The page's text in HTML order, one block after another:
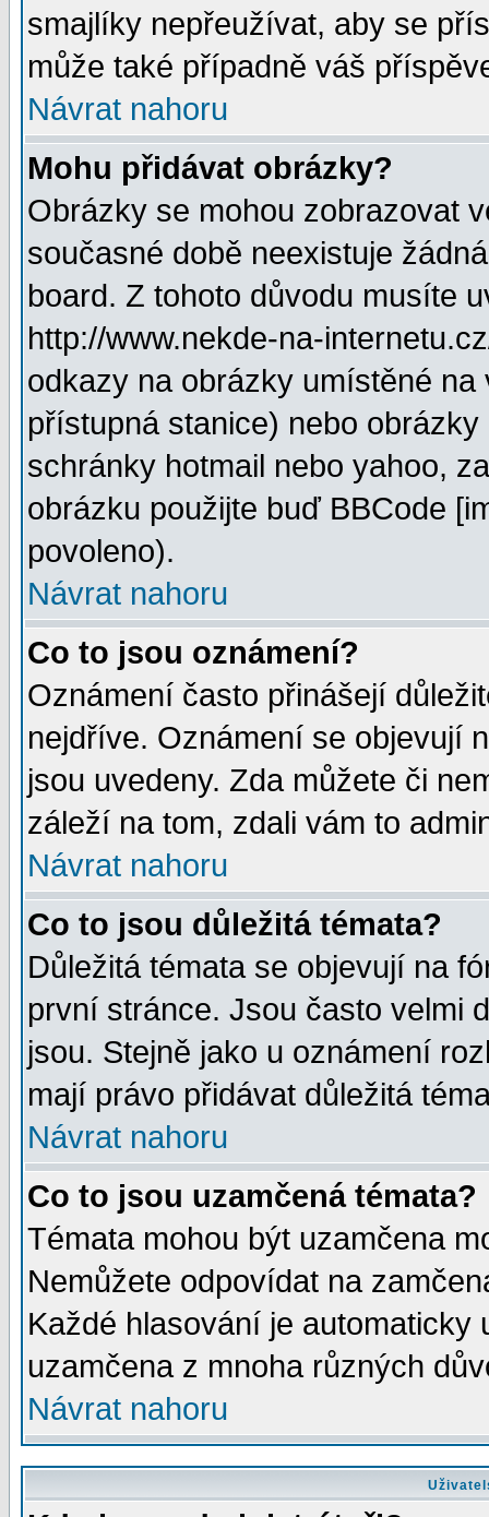
smajlíky nepřeužívat, aby se
může také případně váš
Návrat nahoru
Mohu přidávat obrázky?
Obrázky se mohou zobrazovat
současné době neexistuje
board. Z tohoto důvodu musíte
http://www.nekde-na-
odkazy na obrázky umístěné
přístupná stanice) nebo
schránky hotmail nebo yahoo,
obrázku použijte buď BBCode
povoleno).
Návrat nahoru
Co to jsou oznámení?
Oznámení často přinášejí
nejdříve. Oznámení se objevují
jsou uvedeny. Zda můžete či
záleží na tom, zdali vám to
Návrat nahoru
Co to jsou důležitá témata?
Důležitá témata se objevují na
první stránce. Jsou často velmi
jsou. Stejně jako u oznámení
mají právo přidávat důležitá
Návrat nahoru
Co to jsou uzamčená témata?
Témata mohou být uzamčena
Nemůžete odpovídat na
Každé hlasování je automaticky
uzamčena z mnoha různých
Návrat nahoru